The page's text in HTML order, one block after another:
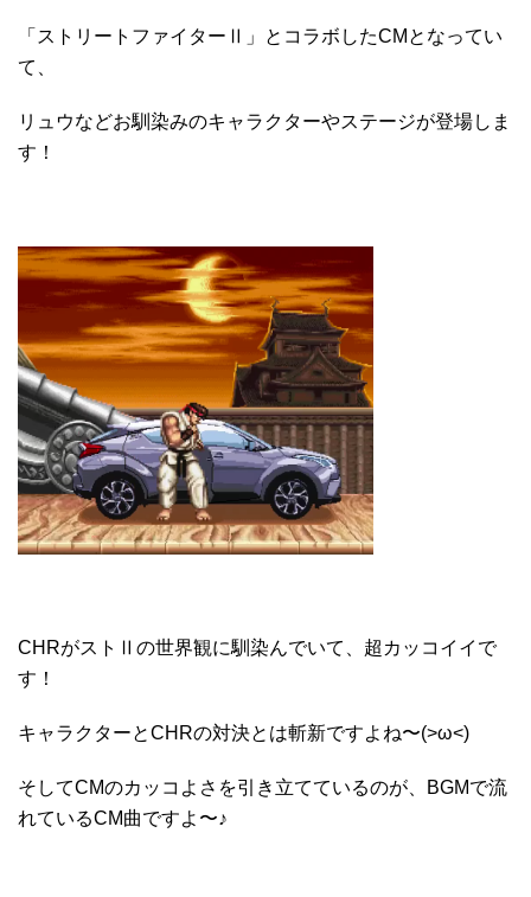
「ストリートファイターⅡ」とコラボしたCMとなってい
て、
リュウなどお馴染みのキャラクターやステージが登場しま
す！
CHRがストⅡの世界観に馴染んでいて、超カッコイイで
す！
キャラクターとCHRの対決とは斬新ですよね〜(>ω<)
そしてCMのカッコよさを引き立てているのが、BGMで流
れているCM曲ですよ〜♪